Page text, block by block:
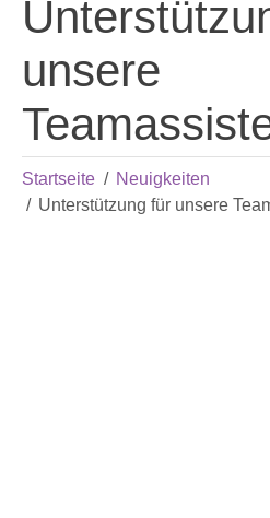
unsere
Startseite
Neuigkeiten
Unterstützung für unsere